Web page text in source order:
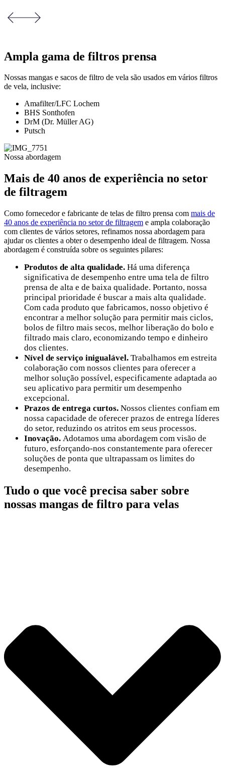
Ampla gama de filtros prensa
Nossas mangas e sacos de filtro de vela são usados em vários filtros
de vela, inclusive:
Amafilter/LFC Lochem
BHS Sonthofen
DrM (Dr. Müller AG)
Putsch
Nossa abordagem
Mais de 40 anos de experiência no setor
de filtragem
Como fornecedor e fabricante de telas de filtro prensa com mais de
40 anos de experiência no setor de filtragem e ampla colaboração
com clientes de vários setores, refinamos nossa abordagem para
ajudar os clientes a obter o desempenho ideal de filtragem. Nossa
abordagem é construída sobre os seguintes pilares:
Produtos de alta qualidade. Há uma diferença
significativa de desempenho entre uma tela de filtro
prensa de alta e de baixa qualidade. Portanto, nossa
principal prioridade é buscar a mais alta qualidade.
Com cada produto que fabricamos, nosso objetivo é
encontrar a melhor solução para permitir mais ciclos,
bolos de filtro mais secos, melhor liberação do bolo e
filtrado mais claro, economizando tempo e dinheiro
dos clientes.
Nível de serviço inigualável. Trabalhamos em estreita
colaboração com nossos clientes para oferecer a
melhor solução possível, especificamente adaptada ao
seu aplicativo para permitir um desempenho
excepcional.
Prazos de entrega curtos. Nossos clientes confiam em
nossa capacidade de oferecer prazos de entrega líderes
do setor, reduzindo os atritos em seus processos.
Inovação. Adotamos uma abordagem com visão de
futuro, esforçando-nos constantemente para oferecer
soluções de ponta que ultrapassam os limites do
desempenho.
Tudo o que você precisa saber sobre
nossas mangas de filtro para velas